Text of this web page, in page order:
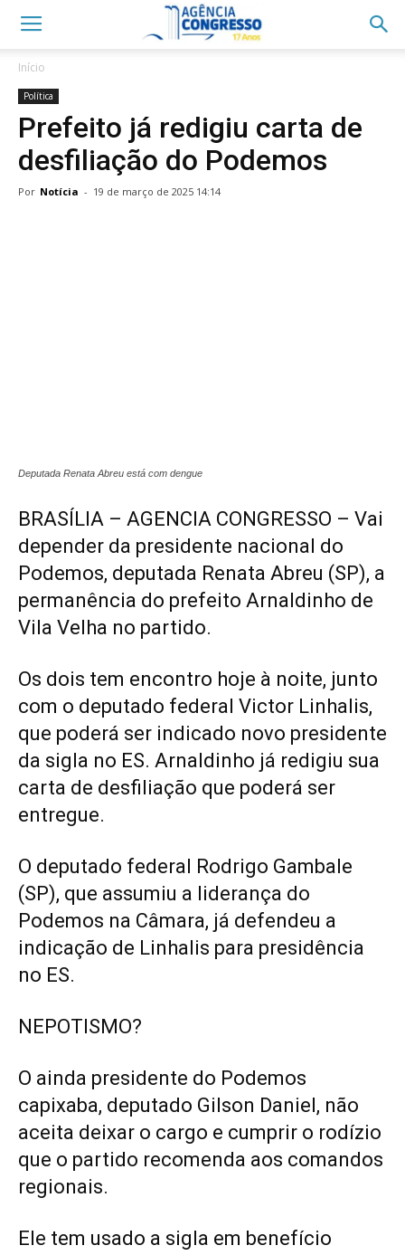
Início
Política
Prefeito já redigiu carta de
desfiliação do Podemos
Por Notícia - 19 de março de 2025 14:14
Deputada Renata Abreu está com dengue
BRASÍLIA – AGENCIA CONGRESSO – Vai
depender da presidente nacional do
Podemos, deputada Renata Abreu (SP), a
permanência do prefeito Arnaldinho de
Vila Velha no partido.
Os dois tem encontro hoje à noite, junto
com o deputado federal Victor Linhalis,
que poderá ser indicado novo presidente
da sigla no ES. Arnaldinho já redigiu sua
carta de desfiliação que poderá ser
entregue.
O deputado federal Rodrigo Gambale
(SP), que assumiu a liderança do
Podemos na Câmara, já defendeu a
indicação de Linhalis para presidência
no ES.
NEPOTISMO?
O ainda presidente do Podemos
capixaba, deputado Gilson Daniel, não
aceita deixar o cargo e cumprir o rodízio
que o partido recomenda aos comandos
regionais.
Ele tem usado a sigla em benefício